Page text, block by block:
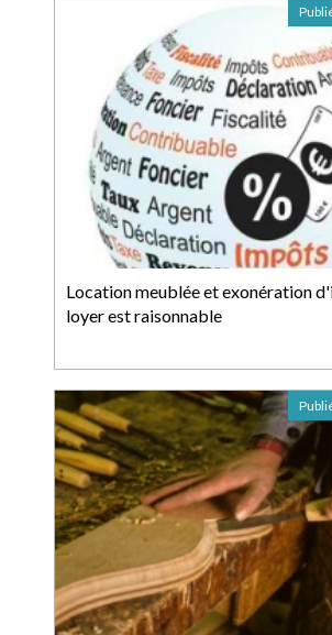
Location meublée et exonération
loyer est raisonnable